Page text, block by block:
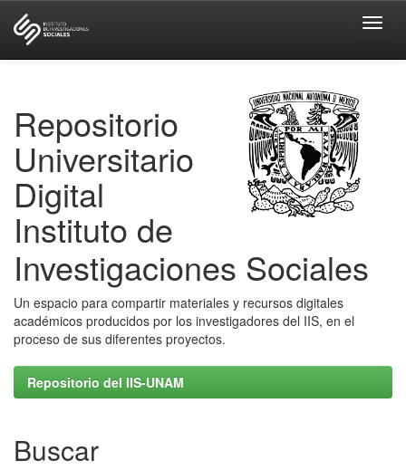
Repositorio
Universitario
Digital
Instituto de
Investigaciones Sociales
Un espacio para compartir materiales y recursos digitales
académicos producidos por los investigadores del IIS, en el
proceso de sus diferentes proyectos.
Repositorio del IIS-UNAM
Buscar